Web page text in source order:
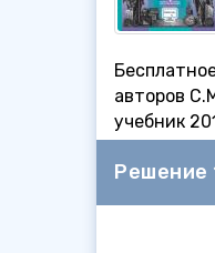
авторов
учебник
Решение